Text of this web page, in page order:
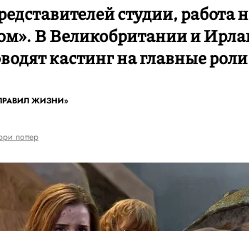
студии, работа
В Великобритании и
кастинг на главные
ЖИЗНИ»
поттер